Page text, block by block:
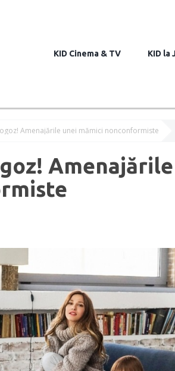
Cinema & TV la
Amenajările unei mămici nonconformiste